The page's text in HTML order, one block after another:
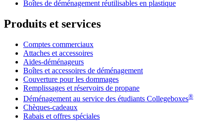
Boîtes de déménagement réutilisables en plastique
Produits et services
Comptes commerciaux
Attaches et accessoires
Aides-déménageurs
Boîtes et accessoires de déménagement
Couverture pour les dommages
Remplissages et réservoirs de propane
Déménagement au service des étudiants Collegeboxes®
Chèques-cadeaux
Rabais et offres spéciales